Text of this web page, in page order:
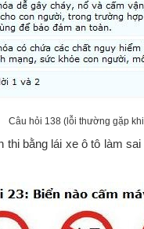
Câu hỏi 138 (lỗi thường gặp
thi bằng lái xe ô tô làm